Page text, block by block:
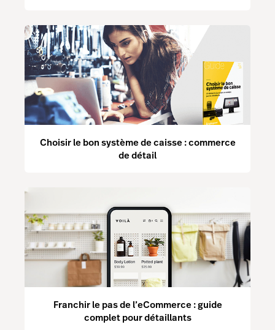
Choisir le bon système de caisse : commerce
de détail
Franchir le pas de l’eCommerce : guide
complet pour détaillants